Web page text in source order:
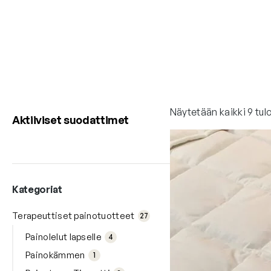
Aktiiviset suodattimet
Kategoriat
Terapeuttiset painotuotteet 27
tuo
tet
Painolelut lapselle 4
tuo
tet
Painokämmen 1
tuo
te
tuo
Näytetään kaikki 9